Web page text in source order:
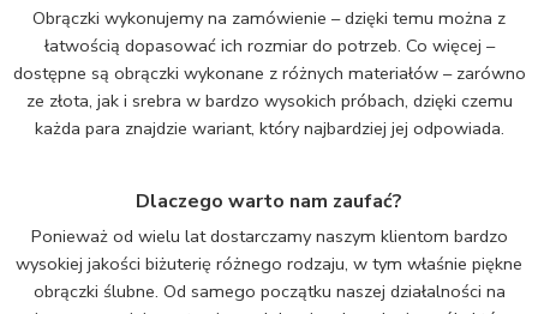
Obrączki wykonujemy na zamówienie – dzięki temu można z
łatwością dopasować ich rozmiar do potrzeb. Co więcej –
dostępne są obrączki wykonane z różnych materiałów – zarówno
ze złota, jak i srebra w bardzo wysokich próbach, dzięki czemu
każda para znajdzie wariant, który najbardziej jej odpowiada.
Dlaczego warto nam zaufać?
Ponieważ od wielu lat dostarczamy naszym klientom bardzo
wysokiej jakości biżuterię różnego rodzaju, w tym właśnie piękne
obrączki ślubne. Od samego początku naszej działalności na